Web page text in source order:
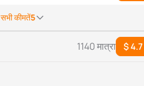
सभी कीमतें5
1140 मात्रा $ 4.7